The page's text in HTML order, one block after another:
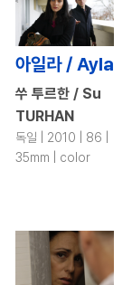
아일라 / Ayla
쑤 투르한 / Su
TURHAN
독일 | 2010 | 86 |
35mm | color